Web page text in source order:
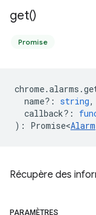
get()
Promise
chrome.alarms .
name? : string,
callback? :
) : Promise<Alarm
Récupère des
PARAMÈTRES